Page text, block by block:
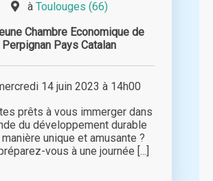
à Toulouges (66)
Chambre Economique de
Perpignan Pays Catalan
14 juin 2023 à 14h00
prêts à vous immerger dans
du développement durable
unique et amusante ?
vous à une journée [...]